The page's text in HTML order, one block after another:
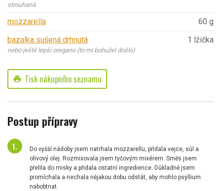
strouhaná
mozzarella
60 g
bazalka sušená drhnutá
nebo ještě lepší oregano (to mi bohužel došlo)
1 lžička
print Tisk nákupního seznamu
Postup přípravy
Do vyšší nádoby jsem natrhala mozzarellu, přidala vejce, sůl a
olivový olej. Rozmixovala jsem tyčovým mixérem. Směs jsem
přelila do misky a přidala ostatní ingredience. Důkladně jsem
promíchala a nechala nějakou dobu odstát, aby mohlo psyllium
nabobtnat.